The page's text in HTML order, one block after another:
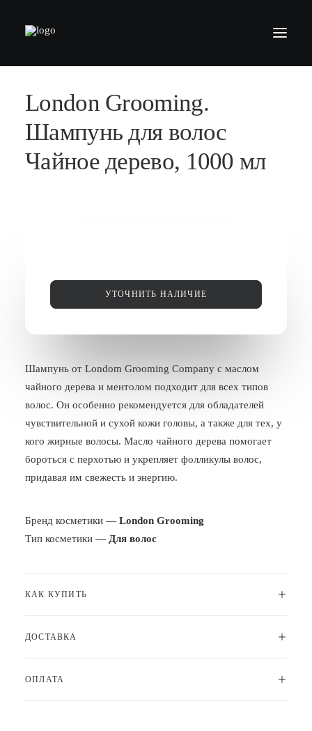
БАРБЕРШОПЫ
УСЛУГИ
СЕРТИФИКАТЫ
КОСМЕТИКА
МОДЕЛЯМ
ФРАНШИЗА
БЛОГ
ПОЖАЛОВАТЬСЯ
London Grooming.
Шампунь для волос
Чайное дерево, 1000 мл
УТОЧНИТЬ НАЛИЧИЕ
Шампунь от Londom Grooming Company с маслом
чайного дерева и ментолом подходит для всех типов
волос. Он особенно рекомендуется для обладателей
чувствительной и сухой кожи головы, а также для тех, у
кого жирные волосы. Масло чайного дерева помогает
бороться с перхотью и укрепляет фолликулы волос,
придавая им свежесть и энергию.
Бренд косметики — London Grooming
Тип косметики — Для волос
КАК КУПИТЬ
ДОСТАВКА
ОПЛАТА